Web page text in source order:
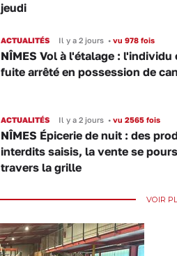
jeudi
ACTUALITÉS Il y a 2 jours •vu 978 fois
NÎMES Vol à l'étalage : l'individu
fuite arrêté en possession de
ACTUALITÉS Il y a 2 jours •vu 2565 fois
NÎMES Épicerie de nuit : des
interdits saisis, la vente se
travers la grille
VOIR